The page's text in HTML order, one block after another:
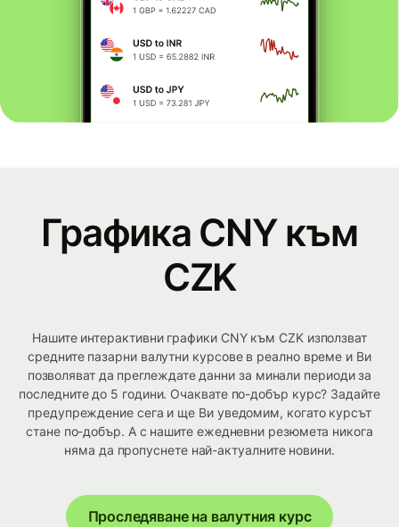
Графика CNY към
CZK
Нашите интерактивни графики CNY към CZK използват
средните пазарни валутни курсове в реално време и Ви
позволяват да преглеждате данни за минали периоди за
последните до 5 години. Очаквате по-добър курс? Задайте
предупреждение сега и ще Ви уведомим, когато курсът
стане по-добър. А с нашите ежедневни резюмета никога
няма да пропуснете най-актуалните новини.
Проследяване на валутния курс